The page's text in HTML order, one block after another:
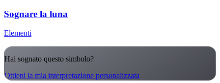
Sognare la luna
Elementi
Hai sognato questo simbolo?
Ottieni la mia interpretazione personalizzata